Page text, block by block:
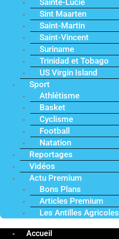
Sint Maarten
Saint-Martin
Saint-Vincent
Suriname
Trinidad et Tobago
US Virgin Island
Sport
Athlétisme
Basket
Cyclisme
Football
Natation
Reportages
Vidéos
Actu Premium
Bons Plans
Articles Premium
Les Antilles Agricoles
Accueil